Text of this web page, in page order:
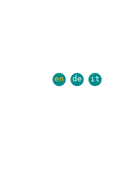
en de it